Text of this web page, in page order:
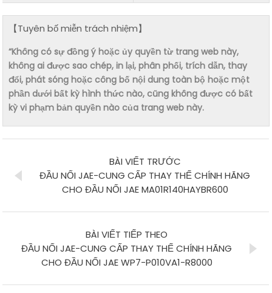
【Tuyên bố miễn trách nhiệm】
“Không có sự đồng ý hoặc ủy quyền từ trang web này,
không ai được sao chép, in lại, phân phối, trích dẫn, thay
đổi, phát sóng hoặc công bố nội dung toàn bộ hoặc một
phần dưới bất kỳ hình thức nào, cũng không được có bất
kỳ vi phạm bản quyền nào của trang web này.
BÀI VIẾT TRƯỚC
ĐẦU NỐI JAE-CUNG CẤP THAY THẾ CHÍNH HÃNG
CHO ĐẦU NỐI JAE MA01R140HAYBR600
BÀI VIẾT TIẾP THEO
ĐẦU NỐI JAE-CUNG CẤP THAY THẾ CHÍNH HÃNG
CHO ĐẦU NỐI JAE WP7-P010VA1-R8000